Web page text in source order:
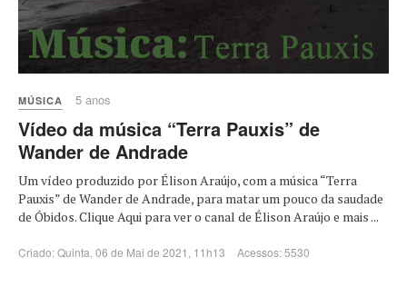
MÚSICA 5 anos
Vídeo da música “Terra Pauxis” de
Wander de Andrade
Um vídeo produzido por Élison Araújo, com a música “Terra
Pauxis” de Wander de Andrade, para matar um pouco da saudade
de Óbidos. Clique Aqui para ver o canal de Élison Araújo e mais ...
Criado: Quinta, 06 de Mai de 2021, 11h13 Acessos: 5530